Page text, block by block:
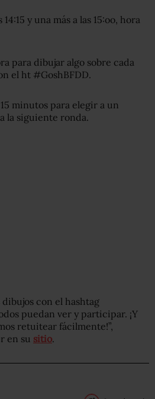
y una más a las 15:oo, hora
para dibujar algo sobre cada
el ht #GoshBFDD.
minutos para elegir a un
la siguiente ronda.
con el hashtag
puedan ver y participar. ¡Y
retuitear fácilmente!”,
en su sitio.